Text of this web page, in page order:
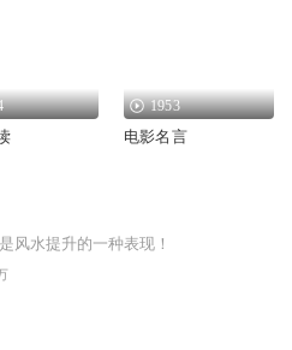
1953
电影名言
风水提升的一种表现！